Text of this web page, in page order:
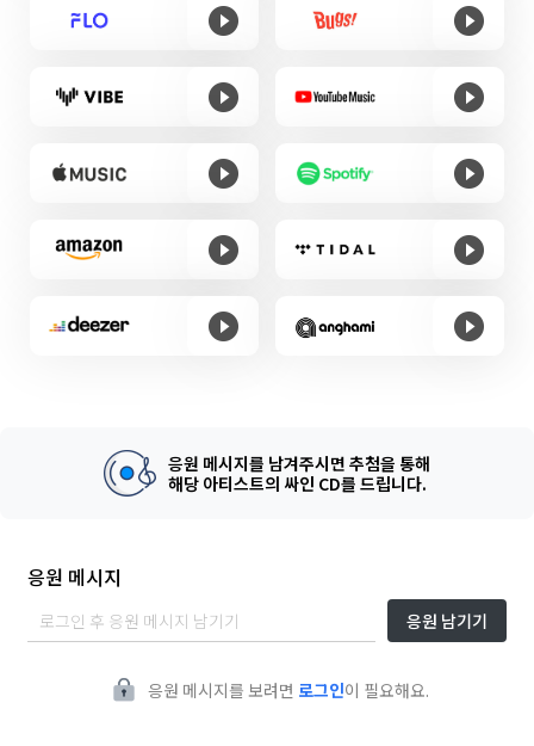
응원 메시지를 남겨주시면 추첨을 통해
해당 아티스트의 싸인 CD를 드립니다.
응원 메시지
응원 남기기
응원 메시지를 보려면 로그인이 필요해요.